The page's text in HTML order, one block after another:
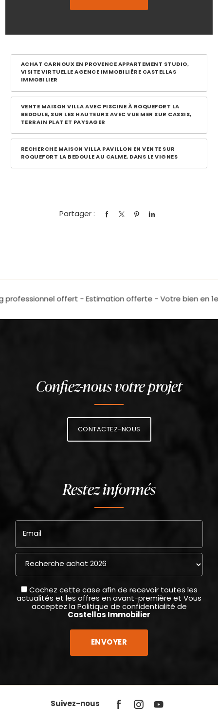
ACHAT CARNOUX EN PROVENCE APPARTEMENT STUDIO,
VISITE VIRTUELLE AGENCE IMMOBILIÈRE CASTELLAS
IMMOBILIER
VENTE MAISON VILLA AVEC PISCINE À ROQUEFORT LA
BEDOULE, SUR LES HAUTEURS AVEC VUE MER SUR CASSIS,
TERRAIN PLAT ET PAYSAGER
RECHERCHE MAISON VILLA PAVILLON EN VENTE SUR
ROQUEFORT LA BEDOULE AU CALME, DANS LE VIGNES
Partager :
Confiez-nous votre projet
CONTACTEZ-NOUS
Restez informés
Email
Cochez cette case afin de recevoir toutes les
actualités et les offres en avant-première et Vous
acceptez laPolitique de confidentialité de
Castellas Immobilier
Suivez-nous